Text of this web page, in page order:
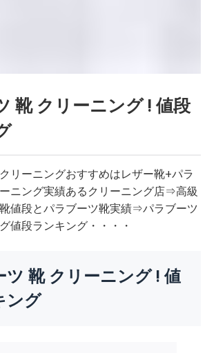
靴 クリーニング ! 値段
リーニングおすすめはレザー靴+パラ
ニング実績あるクリーニング店⇒高級
値段とパラブーツ靴実績⇒パラブーツ
値段ランキング・・・・
ツ 靴 クリーニング ! 値
ング